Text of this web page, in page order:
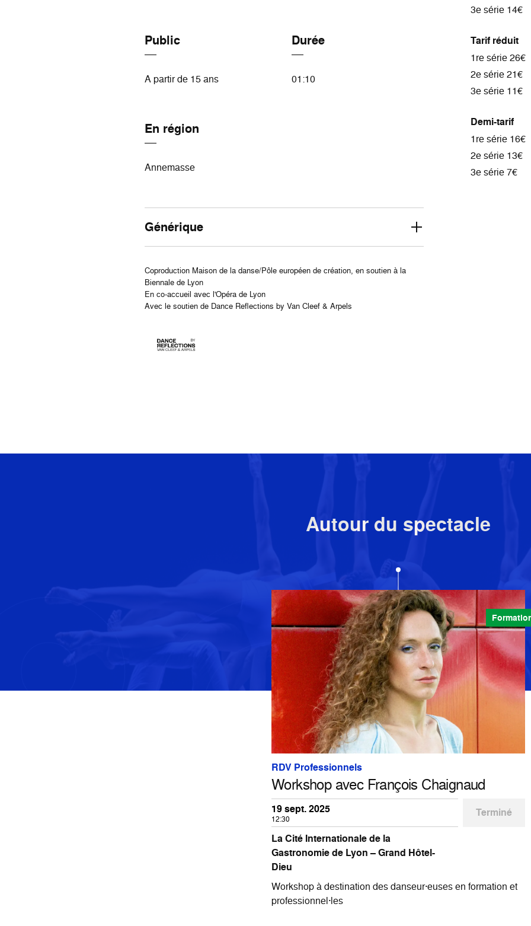
3e série 14€
Tarif réduit
1re série 26€
2e série 21€
3e série 11€
Demi-tarif
1re série 16€
2e série 13€
3e série 7€
Public
A partir de 15 ans
Durée
01:10
En région
Annemasse
Générique
Coproduction Maison de la danse/Pôle européen de création, en soutien à la
Biennale de Lyon
En co-accueil avec l'Opéra de Lyon
Avec le soutien de Dance Reflections by Van Cleef & Arpels
Autour du spectacle
RDV Professionnels
Workshop avec François Chaignaud
19 sept. 2025
12:30
Terminé
La Cité Internationale de la
Gastronomie de Lyon – Grand Hôtel-
Dieu
Workshop à destination des danseur·euses en formation et
professionnel·les